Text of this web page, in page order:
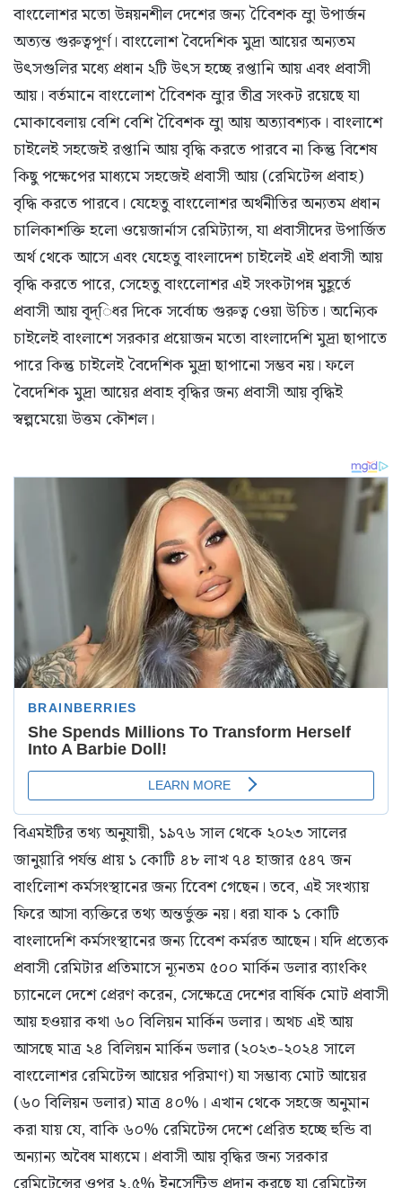
বাংলােেশর মতো উন্নয়নশীল দেশের জন্য বৈিেশক ম্রুা উপার্জন
অত্যন্ত গুরুত্বপূর্ণ। বাংলােেশ বৈদেশিক মুদ্রা আয়ের অন্যতম
উৎসগুলির মধ্যে প্রধান ২টি উৎস হচ্ছে রপ্তানি আয় এবং প্রবাসী
আয়। বর্তমানে বাংলােেশ বৈিেশক ম্রুার তীব্র সংকট রয়েছে যা
মোকাবেলায় বেশি বেশি বৈিেশক ম্রুা আয় অত্যাবশ্যক। বাংলাশে
চাইলেই সহজেই রপ্তানি আয় বৃদ্ধি করতে পারবে না কিন্তু বিশেষ
কিছু পক্ষেপের মাধ্যমে সহজেই প্রবাসী আয় (রেমিটেন্স প্রবাহ)
বৃদ্ধি করতে পারবে। যেহেতু বাংলােেশর অর্থনীতির অন্যতম প্রধান
চালিকাশক্তি হলো ওয়েজার্নাস রেমিট্যান্স, যা প্রবাসীদের উপার্জিত
অর্থ থেকে আসে এবং যেহেতু বাংলাদেশ চাইলেই এই প্রবাসী আয়
বৃদ্ধি করতে পারে, সেহেতু বাংলােেশর এই সংকটাপন্ন মুহূর্তে
প্রবাসী আয় বৃ্দ্িধর দিকে সর্বোচ্চ গুরুত্ব ওেয়া উচিত। অন্যেিক
চাইলেই বাংলাশে সরকার প্রয়োজন মতো বাংলাদেশি মুদ্রা ছাপাতে
পারে কিন্তু চাইলেই বৈদেশিক মুদ্রা ছাপানো সম্ভব নয়। ফলে
বৈদেশিক মুদ্রা আয়ের প্রবাহ বৃদ্ধির জন্য প্রবাসী আয় বৃদ্ধিই
স্বল্পমেয়াে উত্তম কৌশল।
বিএমইটির তথ্য অনুযায়ী, ১৯৭৬ সাল থেকে ২০২৩ সালের
জানুয়ারি পর্যন্ত প্রায় ১ কোটি ৪৮ লাখ ৭৪ হাজার ৫৪৭ জন
বাংলািেশ কর্মসংস্থানের জন্য বিেেশ গেছেন। তবে, এই সংখ্যায়
ফিরে আসা ব্যক্তিরে তথ্য অন্তর্ভুক্ত নয়। ধরা যাক ১ কোটি
বাংলাদেশি কর্মসংস্থানের জন্য বিেেশ কর্মরত আছেন। যদি প্রত্যেক
প্রবাসী রেমিটার প্রতিমাসে ন্যূনতম ৫০০ মার্কিন ডলার ব্যাংকিং
চ্যানেলে দেশে প্রেরণ করেন, সেক্ষেত্রে দেশের বার্ষিক মোট প্রবাসী
আয় হওয়ার কথা ৬০ বিলিয়ন মার্কিন ডলার। অথচ এই আয়
আসছে মাত্র ২৪ বিলিয়ন মার্কিন ডলার (২০২৩-২০২৪ সালে
বাংলােেশর রেমিটেন্স আয়ের পরিমাণ) যা সম্ভাব্য মোট আয়ের
(৬০ বিলিয়ন ডলার) মাত্র ৪০%। এখান থেকে সহজে অনুমান
করা যায় যে, বাকি ৬০% রেমিটেন্স দেশে প্রেরিত হচ্ছে হুন্ডি বা
অন্যান্য অবৈধ মাধ্যমে। প্রবাসী আয় বৃদ্ধির জন্য সরকার